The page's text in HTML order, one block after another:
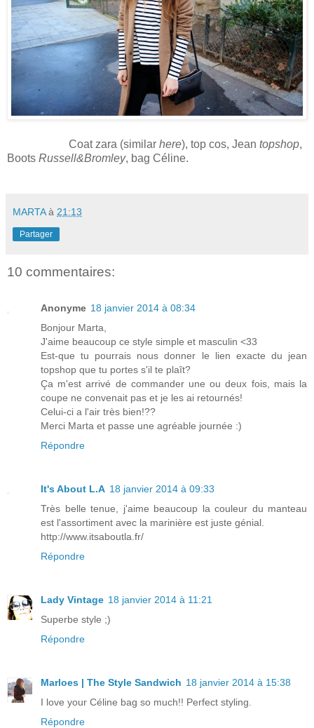
Coat zara (similar here), top cos, Jean topshop,
Boots Russell&Bromley, bag Céline.
MARTA à 21:13
Partager
10 commentaires:
Anonyme 18 janvier 2014 à 08:34
Bonjour Marta,
J'aime beaucoup ce style simple et masculin <33
Est-que tu pourrais nous donner le lien exacte du jean
topshop que tu portes s'il te plaît?
Ça m'est arrivé de commander une ou deux fois, mais la
coupe ne convenait pas et je les ai retournés!
Celui-ci a l'air très bien!??
Merci Marta et passe une agréable journée :)
Répondre
It's About L.A 18 janvier 2014 à 09:33
Très belle tenue, j'aime beaucoup la couleur du manteau
est l'assortiment avec la marinière est juste génial.
http://www.itsaboutla.fr/
Répondre
Lady Vintage 18 janvier 2014 à 11:21
Superbe style ;)
Répondre
Marloes | The Style Sandwich 18 janvier 2014 à 15:38
I love your Céline bag so much!! Perfect styling.
Répondre